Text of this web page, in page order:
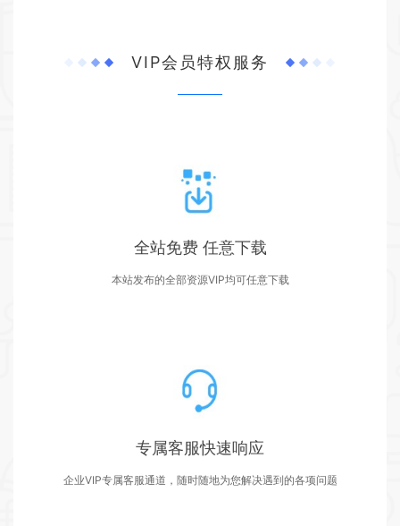
VIP会员特权服务
全站免费 任意下载
本站发布的全部资源VIP均可任意下载
专属客服快速响应
企业VIP专属客服通道，随时随地为您解决遇到的各项问题